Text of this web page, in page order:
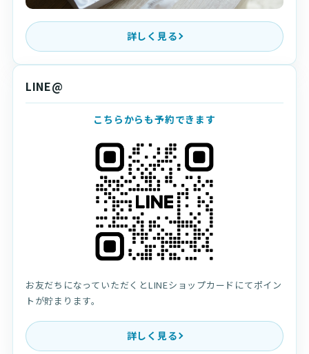
詳しく見る
LINE@
こちらからも予約できます
お友だちになっていただくとLINEショップカードにてポイン
トが貯まります。
詳しく見る